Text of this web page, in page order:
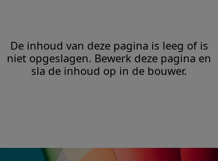
De inhoud van deze pagina is leeg of is
niet opgeslagen. Bewerk deze pagina en
sla de inhoud op in de bouwer.